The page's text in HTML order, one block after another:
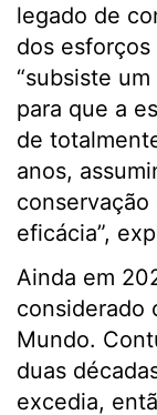
legado de
dos
“subsiste
para que a
de
anos,
conservação
eficácia”,
Ainda em
considerado
Mundo.
duas
excedia,